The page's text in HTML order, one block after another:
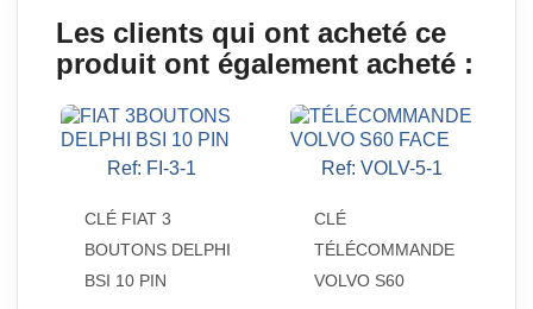
Les clients qui ont acheté ce
produit ont également acheté :
Aperçu rapide
Ref: FI-3-1
CLÉ FIAT 3
BOUTONS DELPHI
BSI 10 PIN
 Aperçu rapide
Ref: VOLV-5-1
CLÉ
TÉLÉCOMMANDE
VOLVO S60